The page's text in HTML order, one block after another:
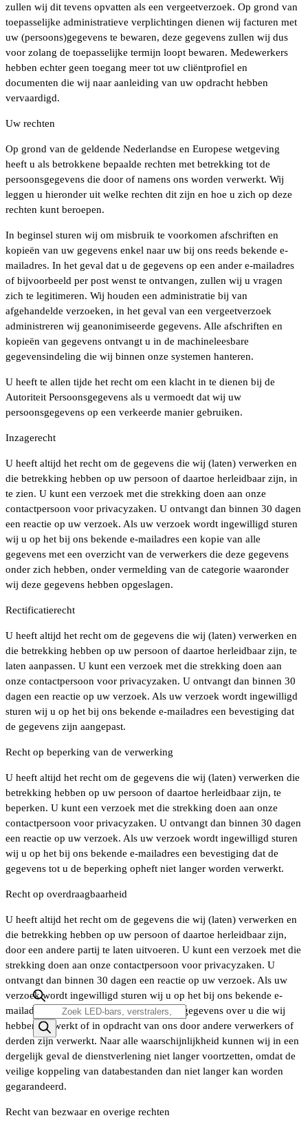
Producten
zoeken
zullen wij dit tevens opvatten als een vergeetverzoek. Op grond van
toepasselijke administratieve verplichtingen dienen wij facturen met
uw (persoons)gegevens te bewaren, deze gegevens zullen wij dus
voor zolang de toepasselijke termijn loopt bewaren. Medewerkers
hebben echter geen toegang meer tot uw cliëntprofiel en
documenten die wij naar aanleiding van uw opdracht hebben
vervaardigd.
Uw rechten
Op grond van de geldende Nederlandse en Europese wetgeving
heeft u als betrokkene bepaalde rechten met betrekking tot de
persoonsgegevens die door of namens ons worden verwerkt. Wij
leggen u hieronder uit welke rechten dit zijn en hoe u zich op deze
rechten kunt beroepen.
In beginsel sturen wij om misbruik te voorkomen afschriften en
kopieën van uw gegevens enkel naar uw bij ons reeds bekende e-
mailadres. In het geval dat u de gegevens op een ander e-mailadres
of bijvoorbeeld per post wenst te ontvangen, zullen wij u vragen
zich te legitimeren. Wij houden een administratie bij van
afgehandelde verzoeken, in het geval van een vergeetverzoek
administreren wij geanonimiseerde gegevens. Alle afschriften en
kopieën van gegevens ontvangt u in de machineleesbare
gegevensindeling die wij binnen onze systemen hanteren.
U heeft te allen tijde het recht om een klacht in te dienen bij de
Autoriteit Persoonsgegevens als u vermoedt dat wij uw
persoonsgegevens op een verkeerde manier gebruiken.
Inzagerecht
U heeft altijd het recht om de gegevens die wij (laten) verwerken en
die betrekking hebben op uw persoon of daartoe herleidbaar zijn, in
te zien. U kunt een verzoek met die strekking doen aan onze
contactpersoon voor privacyzaken. U ontvangt dan binnen 30 dagen
een reactie op uw verzoek. Als uw verzoek wordt ingewilligd sturen
wij u op het bij ons bekende e-mailadres een kopie van alle
gegevens met een overzicht van de verwerkers die deze gegevens
onder zich hebben, onder vermelding van de categorie waaronder
wij deze gegevens hebben opgeslagen.
Rectificatierecht
U heeft altijd het recht om de gegevens die wij (laten) verwerken en
die betrekking hebben op uw persoon of daartoe herleidbaar zijn, te
laten aanpassen. U kunt een verzoek met die strekking doen aan
onze contactpersoon voor privacyzaken. U ontvangt dan binnen 30
dagen een reactie op uw verzoek. Als uw verzoek wordt ingewilligd
sturen wij u op het bij ons bekende e-mailadres een bevestiging dat
de gegevens zijn aangepast.
Recht op beperking van de verwerking
U heeft altijd het recht om de gegevens die wij (laten) verwerken die
betrekking hebben op uw persoon of daartoe herleidbaar zijn, te
beperken. U kunt een verzoek met die strekking doen aan onze
contactpersoon voor privacyzaken. U ontvangt dan binnen 30 dagen
een reactie op uw verzoek. Als uw verzoek wordt ingewilligd sturen
wij u op het bij ons bekende e-mailadres een bevestiging dat de
gegevens tot u de beperking opheft niet langer worden verwerkt.
Recht op overdraagbaarheid
U heeft altijd het recht om de gegevens die wij (laten) verwerken en
die betrekking hebben op uw persoon of daartoe herleidbaar zijn,
door een andere partij te laten uitvoeren. U kunt een verzoek met die
strekking doen aan onze contactpersoon voor privacyzaken. U
ontvangt dan binnen 30 dagen een reactie op uw verzoek. Als uw
verzoek wordt ingewilligd sturen wij u op het bij ons bekende e-
mailadres afschriften of kopieën van alle gegevens over u die wij
hebben verwerkt of in opdracht van ons door andere verwerkers of
derden zijn verwerkt. Naar alle waarschijnlijkheid kunnen wij in een
dergelijk geval de dienstverlening niet langer voortzetten, omdat de
veilige koppeling van databestanden dan niet langer kan worden
gegarandeerd.
Recht van bezwaar en overige rechten